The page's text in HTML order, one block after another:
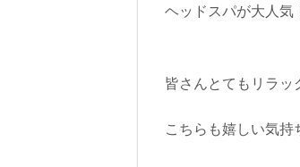
ヘッドスパが大人気
皆さんとてもリラッ
こちらも嬉しい気持